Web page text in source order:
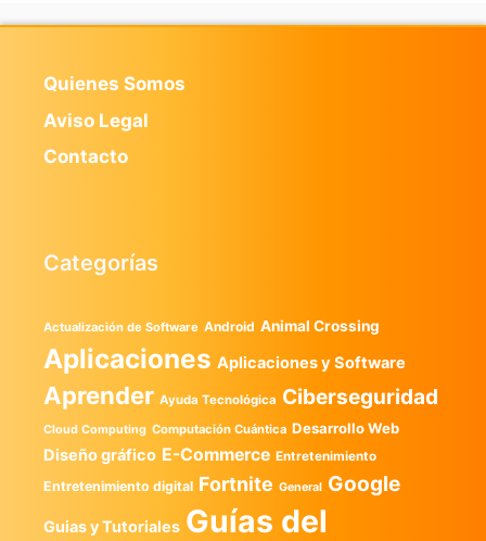
Quienes Somos
Aviso Legal
Contacto
Categorías
Actualización de Software Android Animal Crossing
Aplicaciones Aplicaciones y Software
Aprender Ayuda Tecnológica Ciberseguridad
Cloud Computing Computación Cuántica Desarrollo Web
Diseño gráfico E-Commerce Entretenimiento
Entretenimiento digital Fortnite General Google
Guias y Tutoriales Guías del